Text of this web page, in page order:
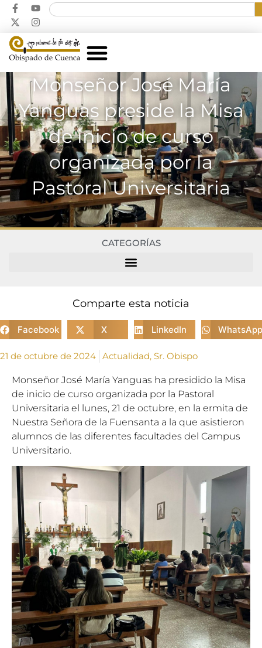
Monseñor José María
Yanguas preside la Misa
de inicio de curso
organizada por la
Pastoral Universitaria
CATEGORÍAS
Comparte esta noticia
Facebook X LinkedIn WhatsApp
21 de octubre de 2024 Actualidad, Sr. Obispo
Monseñor José María Yanguas ha presidido la Misa
de inicio de curso organizada por la Pastoral
Universitaria el lunes, 21 de octubre, en la ermita de
Nuestra Señora de la Fuensanta a la que asistieron
alumnos de las diferentes facultades del Campus
Universitario.